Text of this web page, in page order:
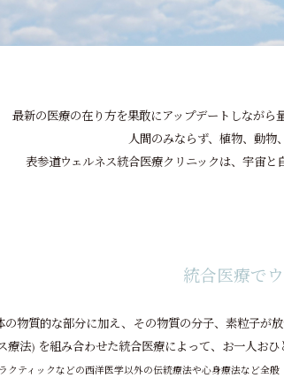
最新の医療の在り方を果敢にアップデートしながら
人間のみならず、植物、動物
表参道ウェルネス統合医療クリニックは、宇宙と
統合医療で
物質的な部分に加え、その物質の分子、素粒子が
療法) を組み合わせた統合医療によって、お一人お
クティックなどの西洋医学以外の伝統療法や心身療法など全般